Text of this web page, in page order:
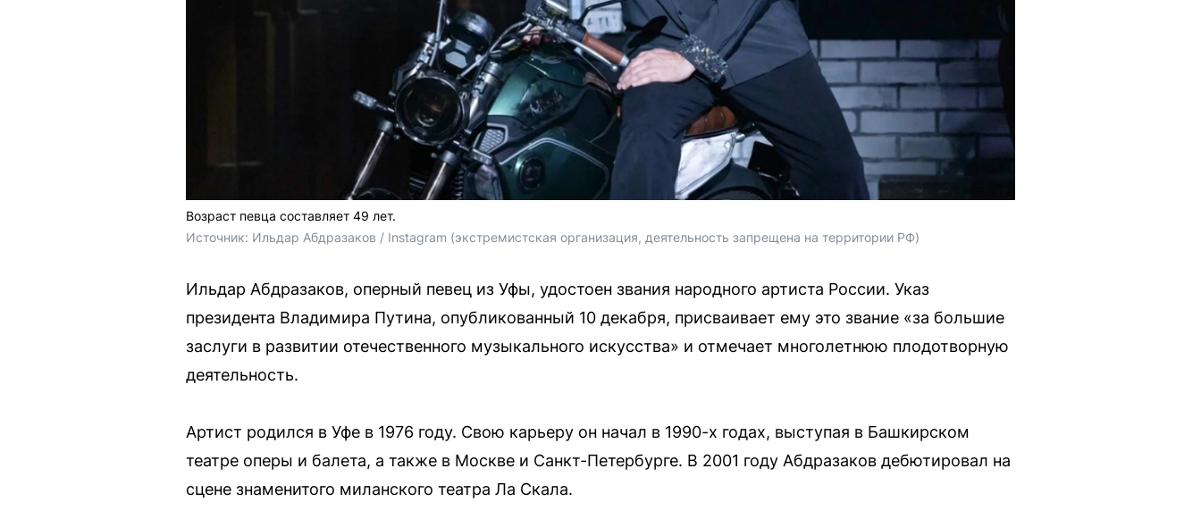
Возраст певца составляет 49 лет.
Источник: Ильдар Абдразаков / Instagram (экстремистская организация, деятельность запрещена на территории РФ)
Ильдар Абдразаков, оперный певец из Уфы, удостоен звания народного артиста России. Указ
президента Владимира Путина, опубликованный 10 декабря, присваивает ему это звание «за большие
заслуги в развитии отечественного музыкального искусства» и отмечает многолетнюю плодотворную
деятельность.
Артист родился в Уфе в 1976 году. Свою карьеру он начал в 1990-х годах, выступая в Башкирском
театре оперы и балета, а также в Москве и Санкт-Петербурге. В 2001 году Абдразаков дебютировал на
сцене знаменитого миланского театра Ла Скала.